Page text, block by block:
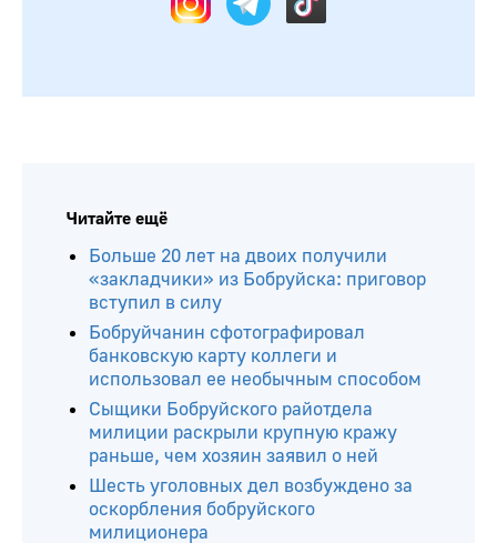
Читайте ещё
Больше 20 лет на двоих получили
«закладчики» из Бобруйска: приговор
вступил в силу
Бобруйчанин сфотографировал
банковскую карту коллеги и
использовал ее необычным способом